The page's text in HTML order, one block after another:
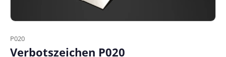
P020
Verbotszeichen P020